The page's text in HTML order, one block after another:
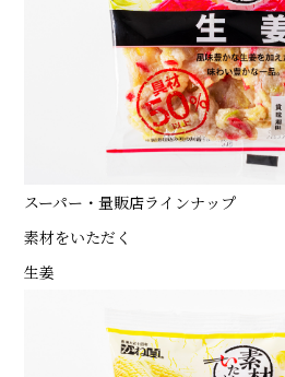
スーパー・量販店ラインナップ
素材をいただく
生姜